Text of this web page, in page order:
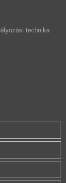
technika